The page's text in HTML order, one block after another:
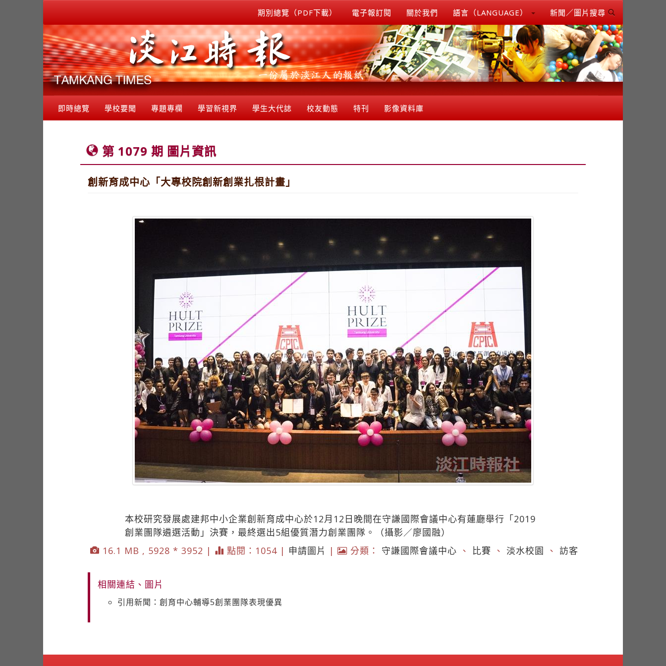
期別總覽（PDF下載） 電子報訂閱 關於我們 語言（LANGUAGE） 新聞／圖片搜尋
即時總覽 學校要聞 專題專欄 學習新視界 學生大代誌 校友動態 特刊 影像資料庫
第 1079 期 圖片資訊
創新育成中心「大專校院創新創業扎根計畫」
本校研究發展處建邦中小企業創新育成中心於12月12日晚間在守謙國際會議中心有蓮廳舉行「2019
創業團隊遴選活動」決賽，最終選出5組優質潛力創業團隊。（攝影／廖國融）
16.1 MB , 5928 * 3952 |
點閱：1054 | 申請圖片 | 分類： 守謙國際會議中心 、 比賽 、 淡水校園 、 訪客
相關連結、圖片
引用新聞：創育中心輔導5創業團隊表現優異